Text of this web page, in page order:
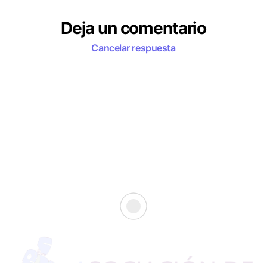
Deja un comentario
Cancelar respuesta